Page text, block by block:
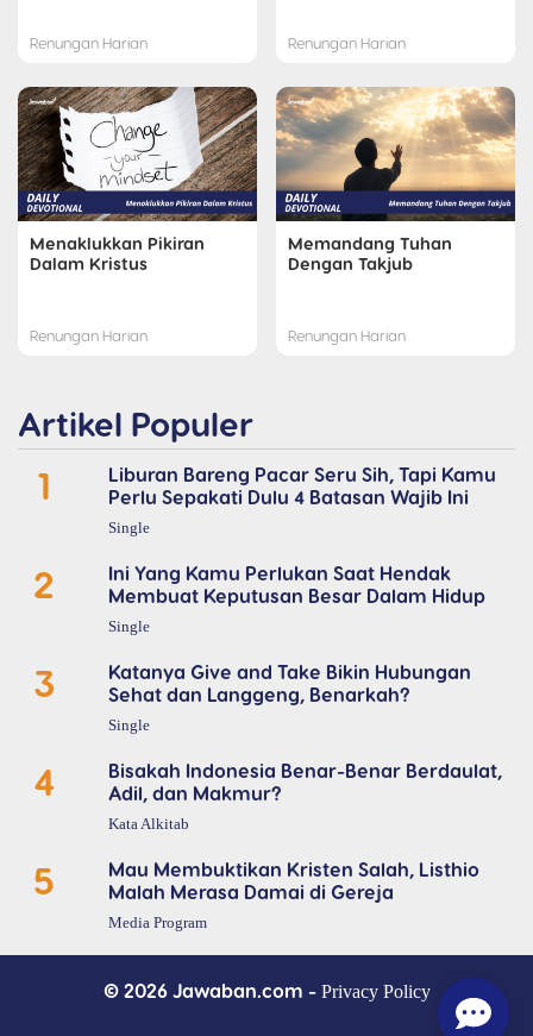
Renungan Harian Renungan Harian
Menaklukkan Pikiran
Dalam Kristus
Renungan Harian
Memandang Tuhan
Dengan Takjub
Renungan Harian
Artikel Populer
1
Liburan Bareng Pacar Seru Sih, Tapi Kamu
Perlu Sepakati Dulu 4 Batasan Wajib Ini
Single
2
Ini Yang Kamu Perlukan Saat Hendak
Membuat Keputusan Besar Dalam Hidup
Single
3
Katanya Give and Take Bikin Hubungan
Sehat dan Langgeng, Benarkah?
Single
4
Bisakah Indonesia Benar-Benar Berdaulat,
Adil, dan Makmur?
Kata Alkitab
5
Mau Membuktikan Kristen Salah, Listhio
Malah Merasa Damai di Gereja
Media Program
© 2026 Jawaban.com - Privacy Policy